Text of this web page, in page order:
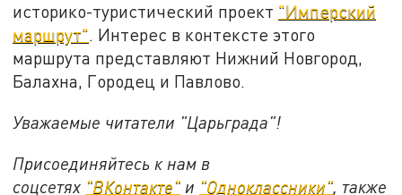
историко-туристический проект "Имперский
маршрут". Интерес в контексте этого
маршрута представляют Нижний Новгород,
Балахна, Городец и Павлово.
Уважаемые читатели "Царьграда"!
Присоединяйтесь к нам в
соцсетях "ВКонтакте" и "Одноклассники" также